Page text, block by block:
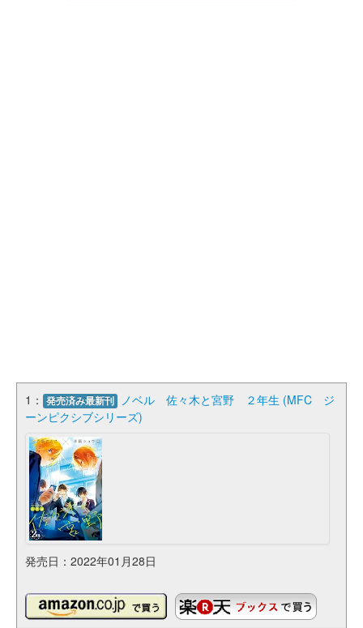
1： 発売済み最新刊
ノベル 佐々木と宮野 ２年生 (MFC ジ
ーンピクシブシリーズ)
発売日：2022年01月28日